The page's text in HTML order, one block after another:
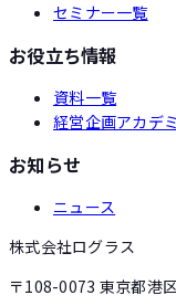
セミナー一覧
お役立ち情報
資料一覧
経営企画アカデ
お知らせ
ニュース
株式会社ログラス
〒108-0073 東京都港